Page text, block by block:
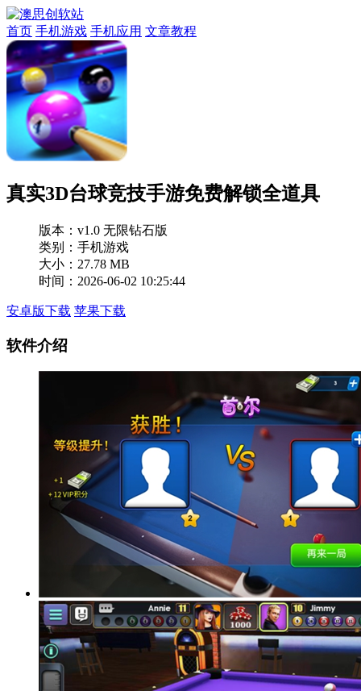
首页 手机游戏 手机应用 文章教程
真实3D台球竞技手游免费解锁全道具
版本： v1.0 无限钻石版
类别：手机游戏
大小：27.78 MB
时间：2026-06-02 10:25:44
安卓版下载 苹果下载
软件介绍